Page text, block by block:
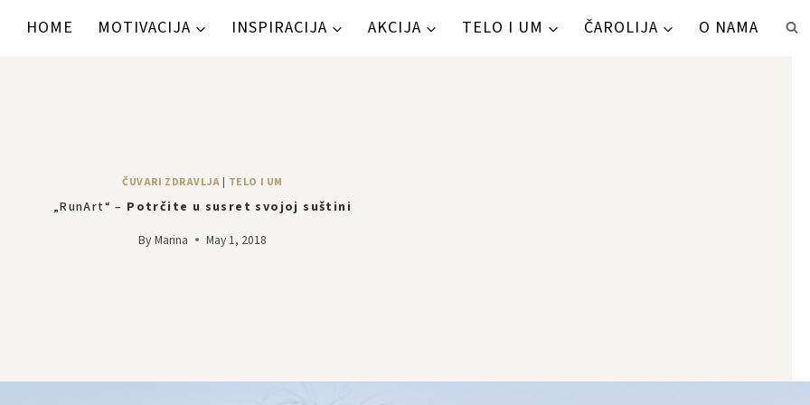
HOME MOTIVACIJA INSPIRACIJA AKCIJA TELO I UM ČAROLIJA O NAMA
ČUVARI ZDRAVLJA | TELO I UM
„RunArt“ – Potrčite u susret svojoj suštini
By Marina May 1, 2018